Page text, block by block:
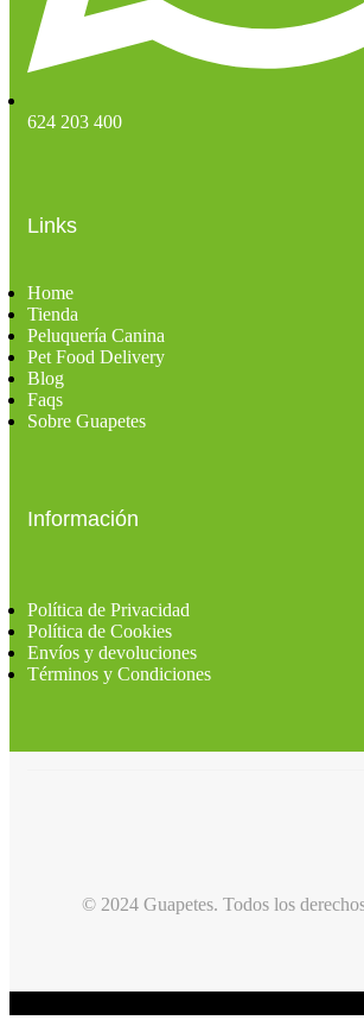
624 203 400
Links
Home
Tienda
Peluquería Canina
Pet Food Delivery
Blog
Faqs
Sobre Guapetes
Información
Política de Privacidad
Política de Cookies
Envíos y devoluciones
Términos y Condiciones
© 2024 Guapetes. Todos los